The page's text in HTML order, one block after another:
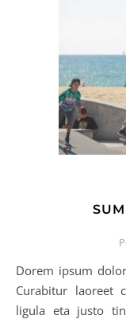
Dorem ipsum dolor sitna amet, no ectetur adipiscing elit.
Curabitur laoreet
ligula eta justo